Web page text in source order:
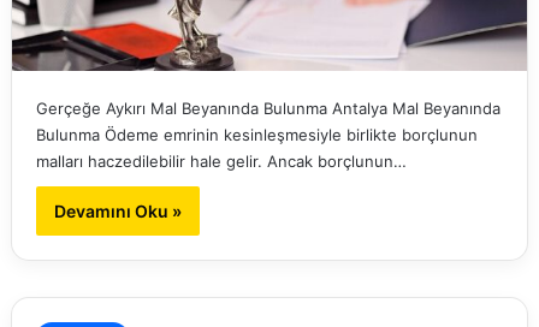
Gerçeğe Aykırı Mal Beyanında Bulunma Antalya Mal Beyanında
Bulunma Ödeme emrinin kesinleşmesiyle birlikte borçlunun
malları haczedilebilir hale gelir. Ancak borçlunun…
Devamını Oku »